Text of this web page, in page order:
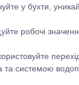
у бухти,
робочі
та системою